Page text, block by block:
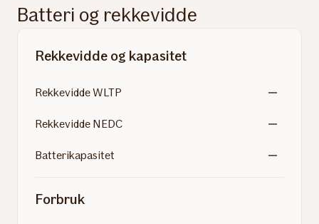
Batteri og rekkevidde
Rekkevidde og kapasitet
Rekkevidde WLTP
Rekkevidde NEDC
Batterikapasitet
Forbruk